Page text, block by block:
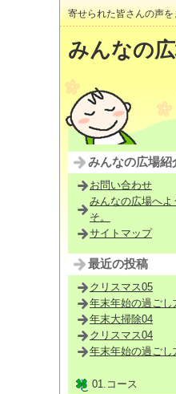
寄せられた皆さんの声を
みんなの
みんなの広場紹
お問い合わせ
みんなの広場へよ
そ。
サイトマップ
最近の投稿
クリスマス05
年末年始の過ごし
年末大掃除04
クリスマス04
年末年始の過ごし
01.コース